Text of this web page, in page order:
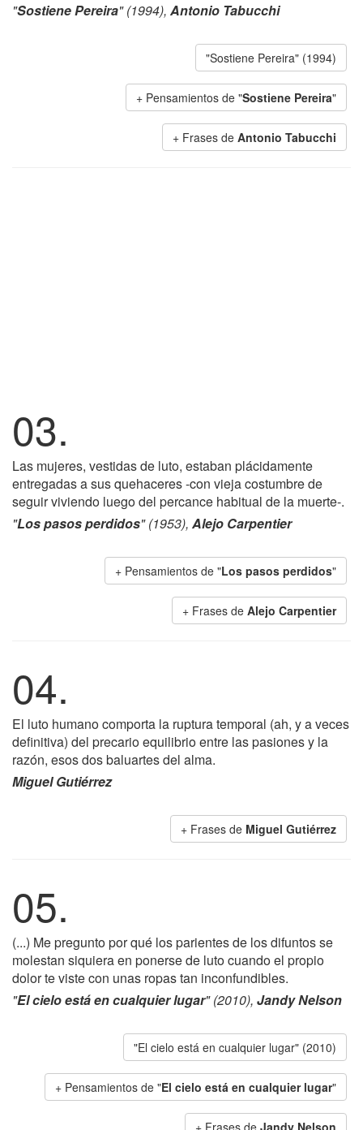
"Sostiene Pereira" (1994), Antonio Tabucchi
"Sostiene Pereira" (1994)
+ Pensamientos de "Sostiene Pereira"
+ Frases de Antonio Tabucchi
03.
Las mujeres, vestidas de luto, estaban plácidamente
entregadas a sus quehaceres -con vieja costumbre de
seguir viviendo luego del percance habitual de la muerte-.
"Los pasos perdidos" (1953), Alejo Carpentier
+ Pensamientos de "Los pasos perdidos"
+ Frases de Alejo Carpentier
04.
El luto humano comporta la ruptura temporal (ah, y a veces
definitiva) del precario equilibrio entre las pasiones y la
razón, esos dos baluartes del alma.
Miguel Gutiérrez
+ Frases de Miguel Gutiérrez
05.
(...) Me pregunto por qué los parientes de los difuntos se
molestan siquiera en ponerse de luto cuando el propio
dolor te viste con unas ropas tan inconfundibles.
"El cielo está en cualquier lugar" (2010), Jandy Nelson
"El cielo está en cualquier lugar" (2010)
+ Pensamientos de "El cielo está en cualquier lugar"
+ Frases de Jandy Nelson